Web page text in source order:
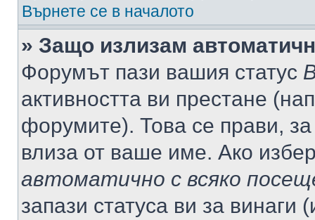
Върнете се в началото
» Защо излизам
Форумът пази вашия статус
активността ви престане
форумите). Това се прави,
влиза от ваше име. Ако
автоматично с всяко
запази статуса ви за винаги